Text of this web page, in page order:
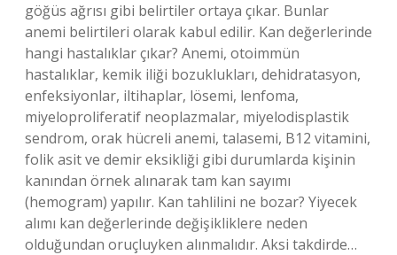
göğüs ağrısı gibi belirtiler ortaya çıkar. Bunlar
anemi belirtileri olarak kabul edilir. Kan değerlerinde
hangi hastalıklar çıkar? Anemi, otoimmün
hastalıklar, kemik iliği bozuklukları, dehidratasyon,
enfeksiyonlar, iltihaplar, lösemi, lenfoma,
miyeloproliferatif neoplazmalar, miyelodisplastik
sendrom, orak hücreli anemi, talasemi, B12 vitamini,
folik asit ve demir eksikliği gibi durumlarda kişinin
kanından örnek alınarak tam kan sayımı
(hemogram) yapılır. Kan tahlilini ne bozar? Yiyecek
alımı kan değerlerinde değişikliklere neden
olduğundan oruçluyken alınmalıdır. Aksi takdirde…